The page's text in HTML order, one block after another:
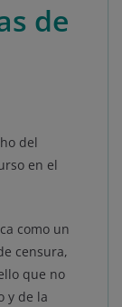
de
del
en el
como un
censura,
que no
y de la